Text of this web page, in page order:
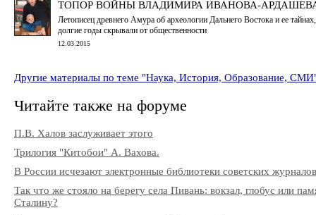
ТОПОР ВОЙНЫ ВЛАДИМИРА ИВАНОВА-
Летописец древнего Амура об археологии Дальнего Востока и ее
долгие годы скрывали от общественности
12.03.2015
Другие материалы по теме "Наука, История, Образование,
Читайте также на форуме
П.В. Халов заслуживает этого
Трилогия "Китобои" А. Вахова.
В России исчезают электронные библиотеки советских журналов
Так что же стояло на берегу села Пивань: вокзал, глобус или
Сталину?